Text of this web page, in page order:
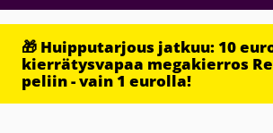
🎁 Huipputarjous jatkuu: 10
kierrätysvapaa megakierros
peliin - vain 1 eurolla!